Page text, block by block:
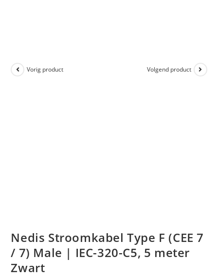
Vorig product Volgend product
Nedis Stroomkabel Type F (CEE 7
/ 7) Male | IEC-320-C5, 5 meter
Zwart